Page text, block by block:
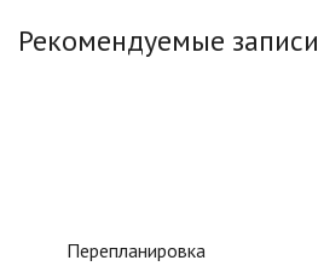
Рекомендуемые записи
Перепланировка